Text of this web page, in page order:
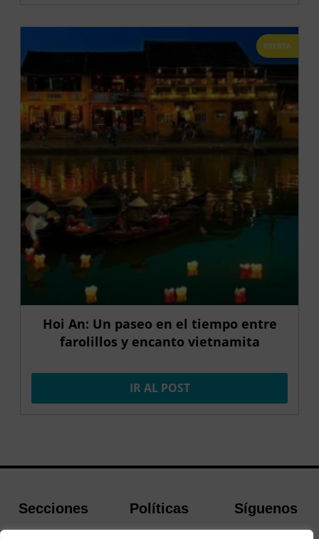
OFERTA
Hoi An: Un paseo en el tiempo entre
farolillos y encanto vietnamita
IR AL POST
Secciones Políticas Síguenos